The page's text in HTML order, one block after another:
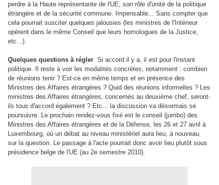
perdre à la Haute représentante de l'UE, son rôle d'unité de la politique
étrangère et de la sécurité commune. Impensable... Sans compter que
cela pourrait susciter quelques jalousies (les ministres de l'Intérieur
opèrent dans le même Conseil que leurs homologues de la Justice,
etc...).
Quelques questions à régler. Si accord il y a, il est pour l'instant
politique. Il reste à voir les modalités concrètes, notamment : combien
de réunions tenir ? Est-ce en même temps et en présence des
Ministres des Affaires étrangères ? Quid des réunions informelles ? Les
ministres des Affaires étrangères, concernés au deuxième chef, seront-
ils tous d'accord également ? Etc... la discussion va désormais se
poursuivre. Le prochain rendez-vous fixé est le conseil (jumbo) des
Ministres des Affaires étrangères et de la Défense, les 26 et 27 avril à
Luxembourg, où un débat au niveau ministériel aura lieu, à nouveau,
sur la question. Le passage à l'acte pourrait donc avoir lieu plutôt sous
présidence belge de l'UE (au 2e semestre 2010).